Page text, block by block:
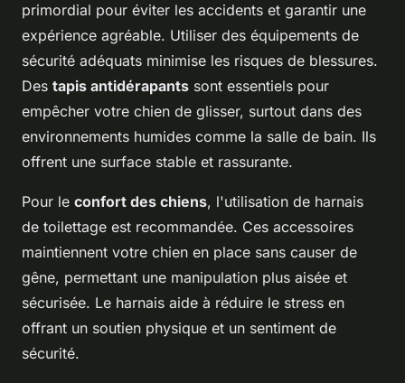
primordial pour éviter les accidents et garantir une
expérience agréable. Utiliser des équipements de
sécurité adéquats minimise les risques de blessures.
Des tapis antidérapants sont essentiels pour
empêcher votre chien de glisser, surtout dans des
environnements humides comme la salle de bain. Ils
offrent une surface stable et rassurante.
Pour le confort des chiens, l'utilisation de harnais
de toilettage est recommandée. Ces accessoires
maintiennent votre chien en place sans causer de
gêne, permettant une manipulation plus aisée et
sécurisée. Le harnais aide à réduire le stress en
offrant un soutien physique et un sentiment de
sécurité.